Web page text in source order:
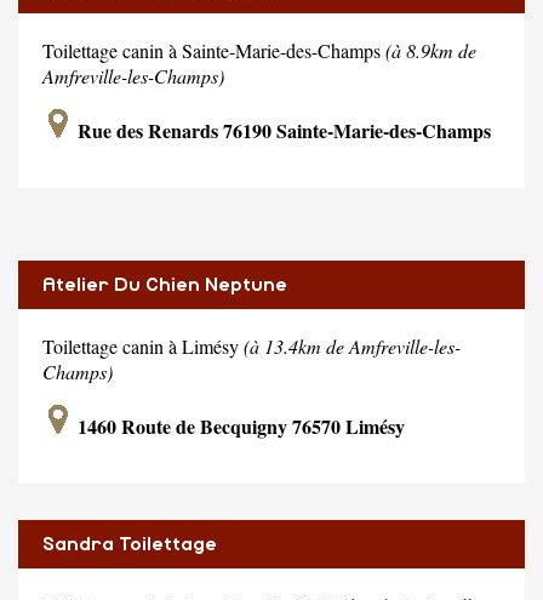
Toilettage canin à Sainte-Marie-des-Champs(à 8.9km de
Amfreville-les-Champs)
Rue des Renards 76190 Sainte-Marie-des-Champs
Atelier Du Chien Neptune
Toilettage canin à Limésy(à 13.4km de Amfreville-les-
Champs)
1460 Route de Becquigny 76570 Limésy
Sandra Toilettage